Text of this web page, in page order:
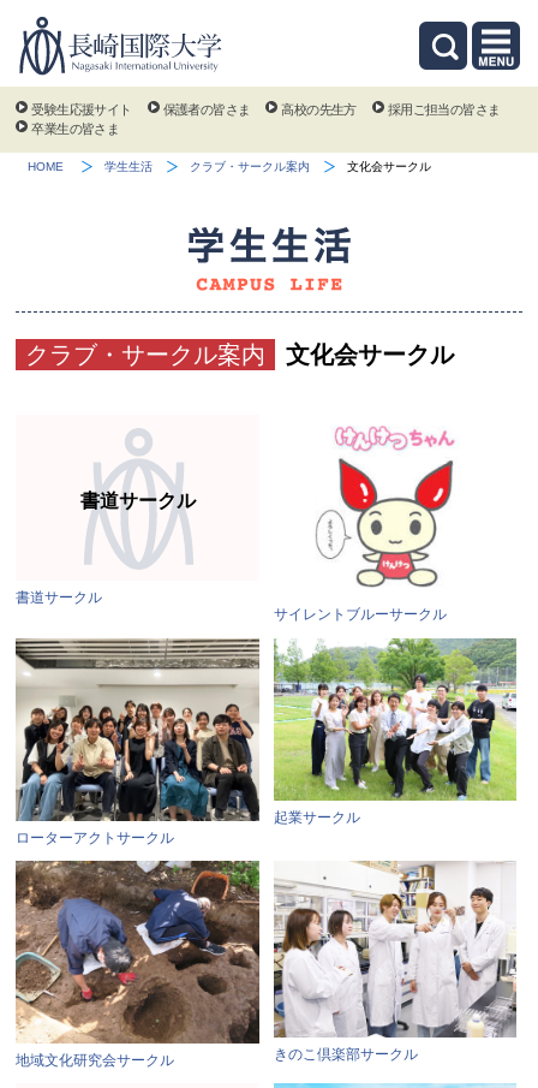
受験生応援サイト 保護者の皆さま 高校の先生方
採用ご担当の皆さま
卒業生の皆さま
HOME 学生生活 クラブ・サークル案内 文化会サークル
クラブ・サークル案内 文化会サークル
書道サークル
書道サークル
サイレントブルーサークル
ローターアクトサークル
起業サークル
地域文化研究会サークル きのこ倶楽部サークル